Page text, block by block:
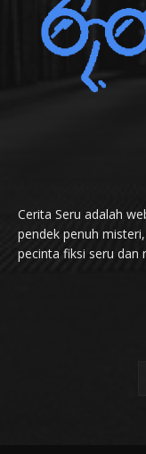
Cerita Seru adalah
pendek penuh
pecinta fiksi seru dan